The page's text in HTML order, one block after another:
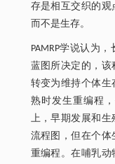
存是相互交织的观
而不是生存。
PAMRP学说认为
蓝图所决定的，
转变为维持个体
熟时发生重编程
上，早期发展和生
流程图，但在个体
重编程。在哺乳动